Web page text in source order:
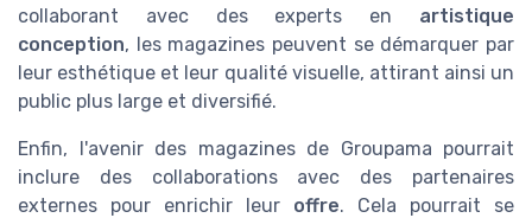
collaborant avec des experts en artistique
conception, les magazines peuvent se démarquer par
leur esthétique et leur qualité visuelle, attirant ainsi un
public plus large et diversifié.
Enfin, l'avenir des magazines de Groupama pourrait
inclure des collaborations avec des partenaires
externes pour enrichir leur offre. Cela pourrait se